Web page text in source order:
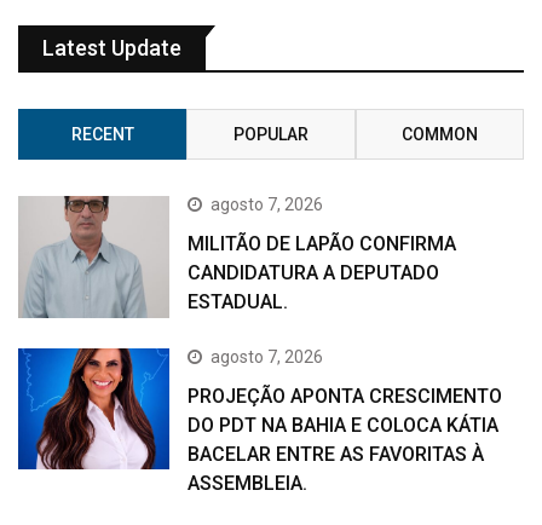
Latest Update
RECENT POPULAR COMMON
agosto 7, 2026
MILITÃO DE LAPÃO CONFIRMA
CANDIDATURA A DEPUTADO
ESTADUAL.
agosto 7, 2026
PROJEÇÃO APONTA CRESCIMENTO
DO PDT NA BAHIA E COLOCA KÁTIA
BACELAR ENTRE AS FAVORITAS À
ASSEMBLEIA.